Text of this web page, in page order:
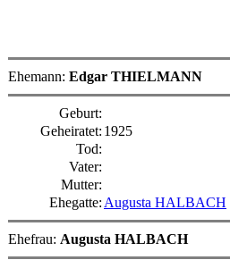
Ehemann: Edgar THIELMANN
Geburt:
Geheiratet: 1925
Tod:
Vater:
Mutter:
Ehegatte: Augusta HALBACH
Ehefrau: Augusta HALBACH